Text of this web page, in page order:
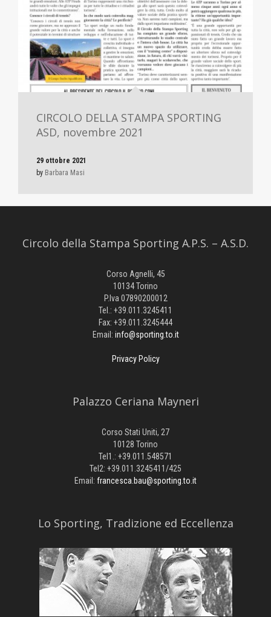
CIRCOLO DELLA STAMPA SPORTING
ASD, novembre 2021
29 ottobre 2021
by Barbara Masi
Circolo della Stampa Sporting A.P.S. – A.S.D.
Corso Agnelli, 45
10134 Torino
P.Iva 07890200012
Tel.: +39.011.3245411
Fax: +39.011.3245444
Email: info@sporting.to.it
Privacy Policy
Palazzo Ceriana Mayneri
Corso Stati Uniti, 27
10128 Torino
Tel1.: +39.011.548571
Tel2: +39.011.3245411/425
Email: francesca.bau@sporting.to.it
​Lo Sporting, Tradizione ed Eccellenza